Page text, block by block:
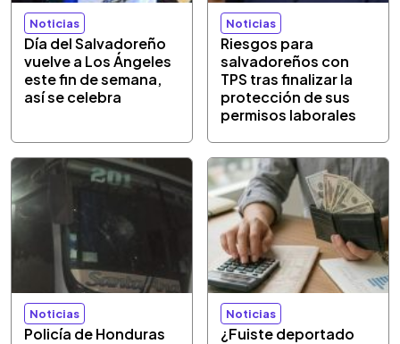
Noticias
Día del Salvadoreño
vuelve a Los Ángeles
este fin de semana,
así se celebra
Noticias
Riesgos para
salvadoreños con
TPS tras finalizar la
protección de sus
permisos laborales
Noticias
Policía de Honduras
Noticias
¿Fuiste deportado